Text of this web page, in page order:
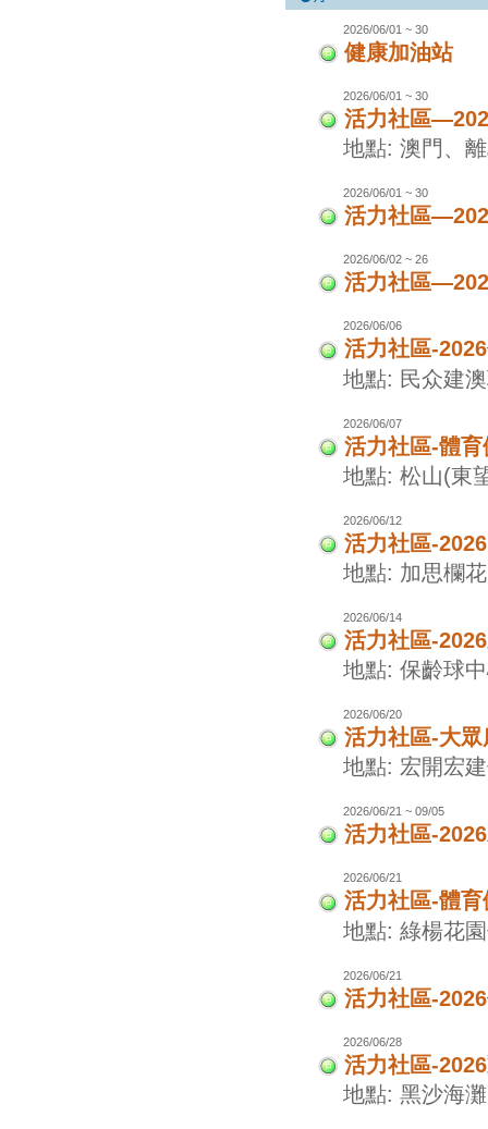
2026/06/01 ~ 30
健康加油站
2026/06/01 ~ 30
活力社區
地點: 澳門、
2026/06/01 ~ 30
活力社區
2026/06/02 ~ 26
活力社區
2026/06/06
活力社區-
地點: 民众建
2026/06/07
活力社區-體
地點: 松山(東
2026/06/12
活力社區-
地點: 加思欄
2026/06/14
活力社區-
地點: 保齡球
2026/06/20
活力社區-大眾
地點: 宏開宏
2026/06/21 ~ 09/05
活力社區-
2026/06/21
活力社區-體
地點: 綠楊花
2026/06/21
活力社區-
2026/06/28
活力社區-
地點: 黑沙海灘